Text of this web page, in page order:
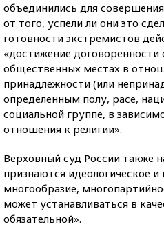
объединились для
от того, успели ли они это
готовности экстремистов
«достижение договоренности
общественных местах в
принадлежности (или
определенным полу, расе,
социальной группе, в
отношения к религии».
Верховный суд России также
признаются идеологическое и
многообразие,
может устанавливаться в
обязательной».